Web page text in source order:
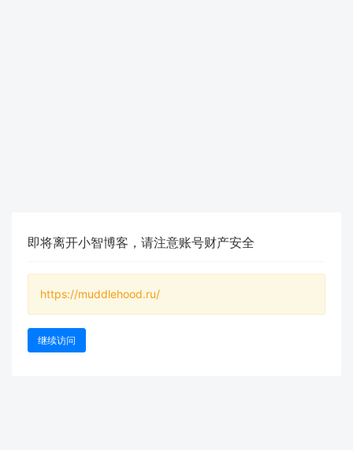
即将离开小智博客，请注意账号财产安全
https://muddlehood.ru/
继续访问